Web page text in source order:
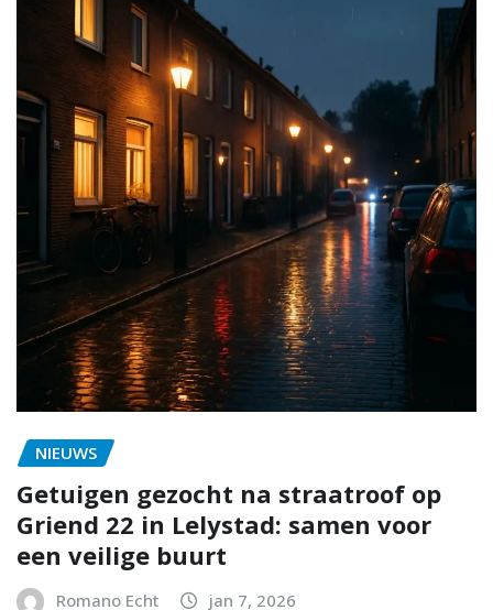
NIEUWS
Getuigen gezocht na straatroof op
Griend 22 in Lelystad: samen voor
een veilige buurt
Romano Echt jan 7, 2026